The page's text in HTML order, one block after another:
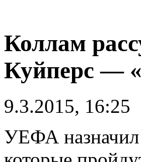
Коллам
Куйперс —
9.3.2015, 16:25
УЕФА назначил